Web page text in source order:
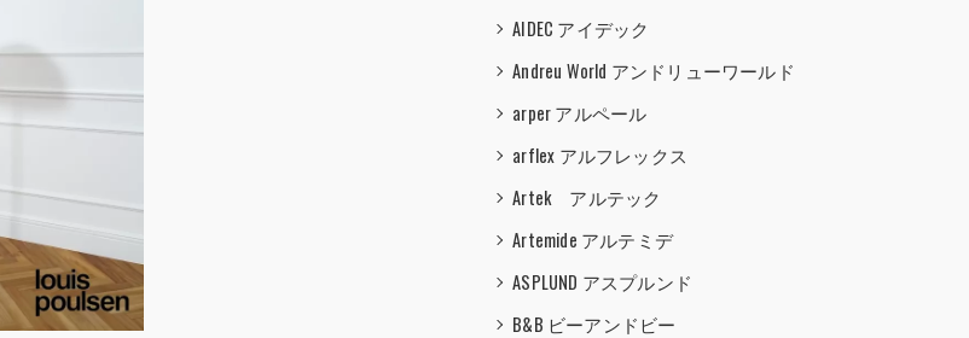
AIDEC アイデック
Andreu World アンドリューワールド
arper アルペール
arflex アルフレックス
Artek アルテック
Artemide アルテミデ
ASPLUND アスプルンド
B&B ビーアンドビー